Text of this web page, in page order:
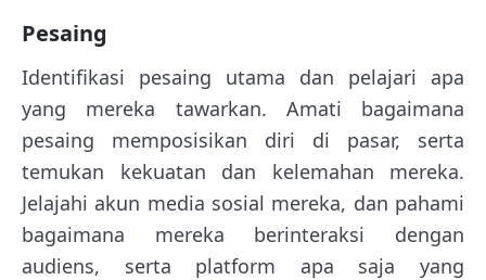
Pesaing
Identifikasi pesaing utama dan pelajari apa
yang mereka tawarkan. Amati bagaimana
pesaing memposisikan diri di pasar, serta
temukan kekuatan dan kelemahan mereka.
Jelajahi akun media sosial mereka, dan pahami
bagaimana mereka berinteraksi dengan
audiens, serta platform apa saja yang